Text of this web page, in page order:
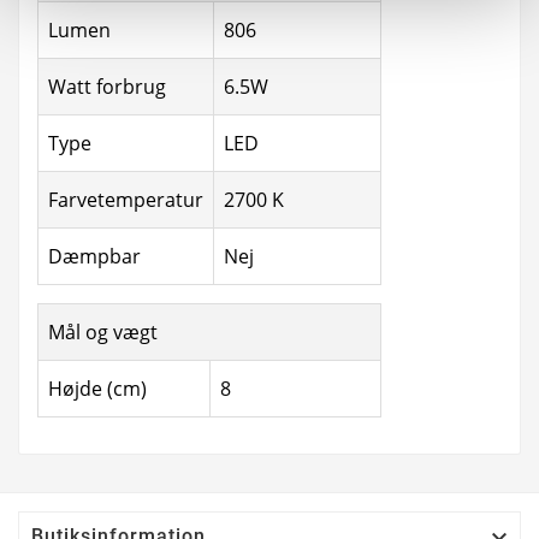
Lumen 806
Watt forbrug 6.5W
Type LED
Farvetemperatur 2700 K
Dæmpbar Nej
Mål og vægt
Højde (cm) 8